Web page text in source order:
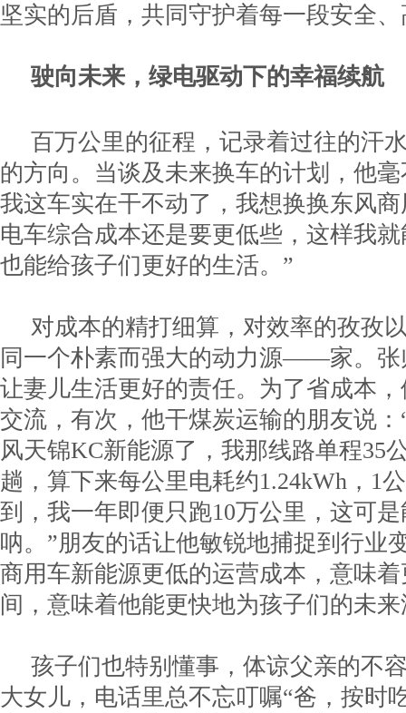
坚实的后盾，共同守护着每一段安全
驶向未来，绿电驱动下的幸福续航
百万公里的征程，记录着过往的汗
的方向。当谈及未来换车的计划，他
我这车实在干不动了，我想换换东风
电车综合成本还是要更低些，这样我
也能给孩子们更好的生活。”
对成本的精打细算，对效率的孜孜
同一个朴素而强大的动力源——家。张
让妻儿生活更好的责任。为了省成本
交流，有次，他干煤炭运输的朋友说
风天锦KC新能源了，我那线路单程35
趟，算下来每公里电耗约1.24kWh，1
到，我一年即便只跑10万公里，这可
呐。”朋友的话让他敏锐地捕捉到行业
商用车新能源更低的运营成本，意味
间，意味着他能更快地为孩子们的未
孩子们也特别懂事，体谅父亲的不
大女儿，电话里总不忘叮嘱“爸，按时